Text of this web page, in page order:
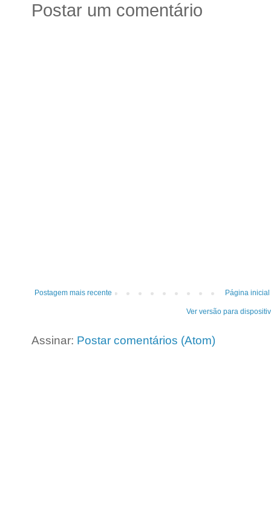
Postar um comentário
Postagem mais recente Página inicial
Ver versão para
Assinar: Postar comentários (Atom)